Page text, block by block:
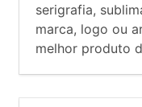
serigrafia,
marca, logo ou
melhor produto